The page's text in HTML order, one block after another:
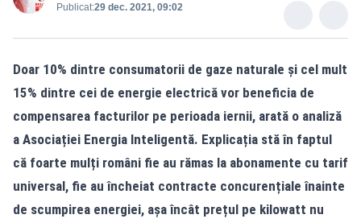
Publicat:29 dec. 2021, 09:02
Doar 10% dintre consumatorii de gaze naturale și cel mult
15% dintre cei de energie electrică vor beneficia de
compensarea facturilor pe perioada iernii, arată o analiză
a Asociației Energia Inteligentă. Explicația stă în faptul
că foarte mulți români fie au rămas la abonamente cu tarif
universal, fie au încheiat contracte concurențiale înainte
de scumpirea energiei, așa încât prețul pe kilowatt nu